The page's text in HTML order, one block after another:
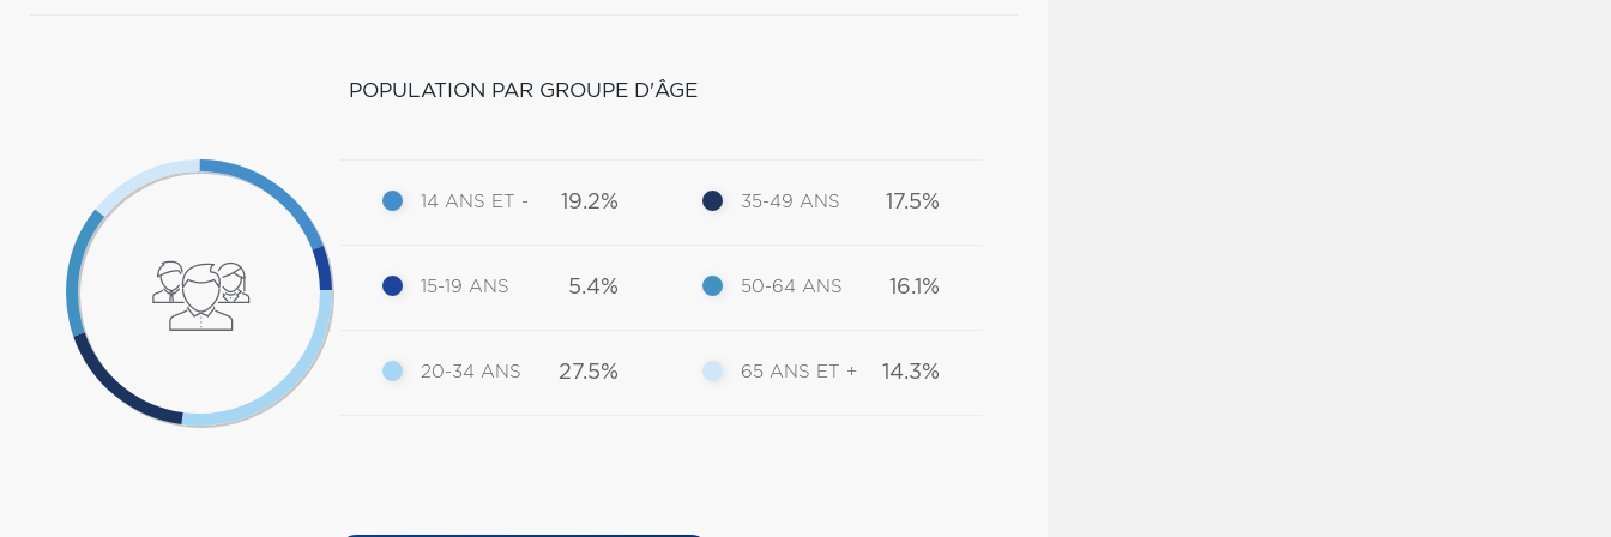
POPULATION PAR GROUPE D'ÂGE
14 ANS ET - 19.2%
15-19 ANS 5.4%
20-34 ANS 27.5%
35-49 ANS 17.5%
50-64 ANS 16.1%
65 ANS ET + 14.3%